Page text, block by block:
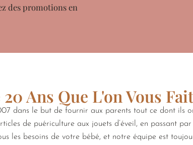
des promotions en
20 Ans Que L'on Vous
dans le but de fournir aux parents tout ce dont ils
de puériculture aux jouets d’éveil, en passant
les besoins de votre bébé, et notre équipe est